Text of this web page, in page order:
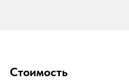
Стоимость